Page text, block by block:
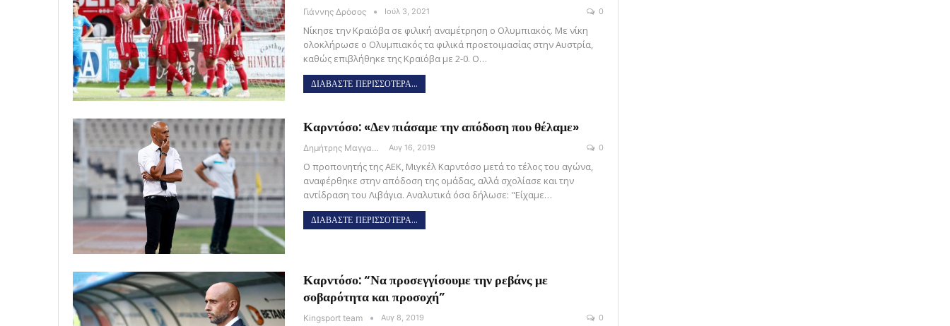
Γιάννης Δρόσος Ιούλ 3, 2021 0
Νίκησε την Κραϊόβα σε φιλική αναμέτρηση ο Ολυμπιακός. Με νίκη
ολοκλήρωσε ο Ολυμπιακός τα φιλικά προετοιμασίας στην Αυστρία,
καθώς επιβλήθηκε της Κραϊόβα με 2-0. Ο…
ΔΙΑΒΑΣΤΕ ΠΕΡΙΣΣΟΤΕΡΑ...
Καρντόσο: «Δεν πιάσαμε την απόδοση που θέλαμε»
Δημήτρης Μαγγανάρης Αυγ 16, 2019 0
Ο προπονητής της ΑΕΚ, Μιγκέλ Καρντόσο μετά το τέλος του αγώνα,
αναφέρθηκε στην απόδοση της ομάδας, αλλά σχολίασε και την
αντίδραση του Λιβάγια. Αναλυτικά όσα δήλωσε: "Είχαμε…
ΔΙΑΒΑΣΤΕ ΠΕΡΙΣΣΟΤΕΡΑ...
Καρντόσο: “Να προσεγγίσουμε την ρεβάνς με
σοβαρότητα και προσοχή”
Kingsport team Αυγ 8, 2019 0